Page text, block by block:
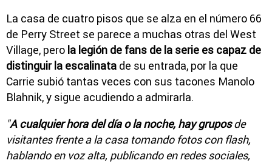
La casa de cuatro pisos que se alza en el número 66
de Perry Street se parece a muchas otras del West
Village, pero la legión de fans de la serie es capaz de
distinguir la escalinata de su entrada, por la que
Carrie subió tantas veces con sus tacones Manolo
Blahnik, y sigue acudiendo a admirarla.
"A cualquier hora del día o la noche, hay gruposde
visitantes frente a la casa tomando fotos con flash,
hablando en voz alta, publicando en redes sociales,